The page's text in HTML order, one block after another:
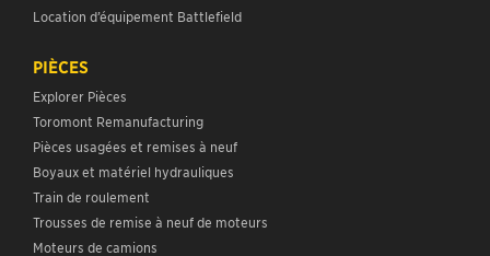
Location d’équipement Battlefield
PIÈCES
Explorer Pièces
Toromont Remanufacturing
Pièces usagées et remises à neuf
Boyaux et matériel hydrauliques
Train de roulement
Trousses de remise à neuf de moteurs
Moteurs de camions